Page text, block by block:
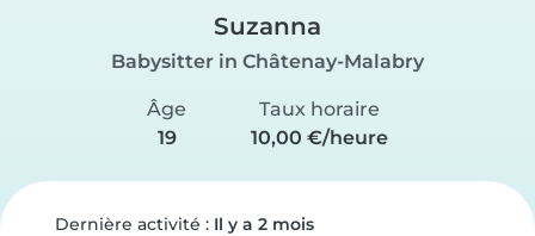
Suzanna
Babysitter in Châtenay-Malabry
Âge
19
Taux horaire
10,00 €/heure
Dernière activité : Il y a 2 mois